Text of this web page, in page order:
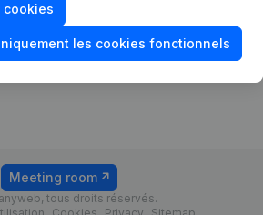
cookies
les cookies fonctionnels
de
Tarifs
tous droits réservés.
Meeting room